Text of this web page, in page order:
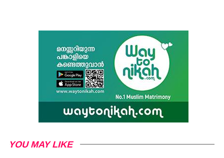
YOU MAY LIKE